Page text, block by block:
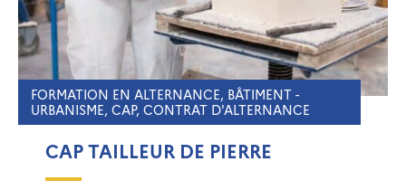
FORMATION EN ALTERNANCE, BÂTIMENT -
URBANISME, CAP, CONTRAT D'ALTERNANCE
CAP TAILLEUR DE PIERRE